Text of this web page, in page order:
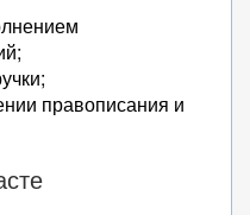
правописания и